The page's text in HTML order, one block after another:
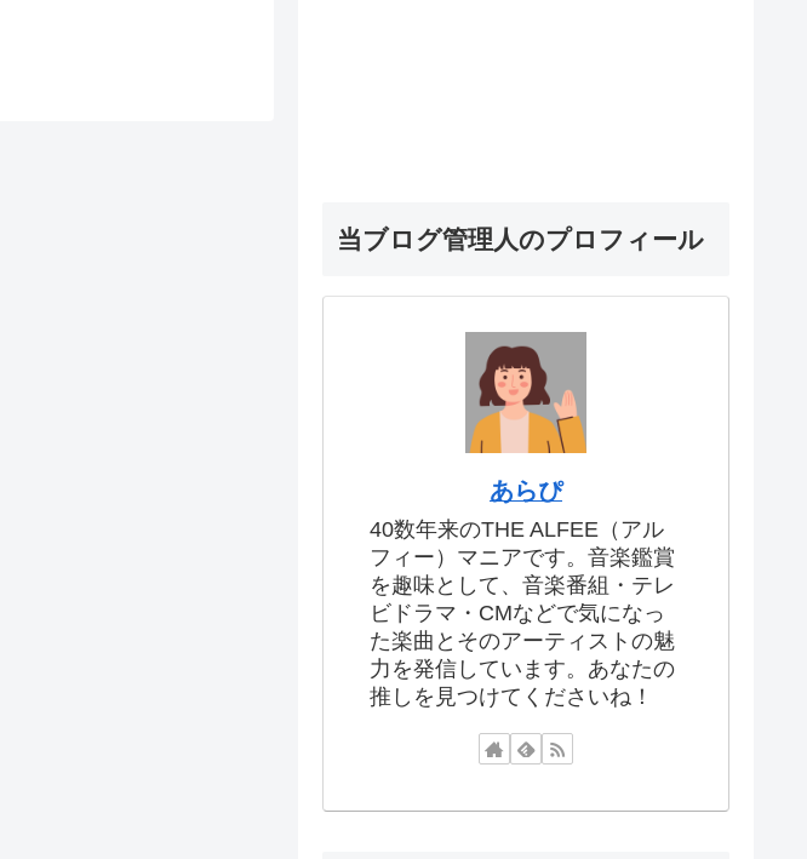
当ブログ管理人のプロフィール
あらぴ
40数年来のTHE ALFEE（アル
フィー）マニアです。音楽鑑賞
を趣味として、音楽番組・テレ
ビドラマ・CMなどで気になっ
た楽曲とそのアーティストの魅
力を発信しています。あなたの
推しを見つけてくださいね！